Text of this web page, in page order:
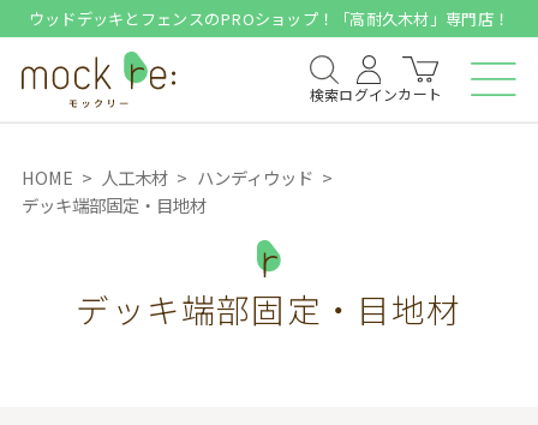
ウッドデッキとフェンスのPROショップ！「高耐久木材」専門店！
検索ログインカート
HOME 人工木材
ハンディウッド
デッキ端部固定・目地材
デッキ端部固定・目地材